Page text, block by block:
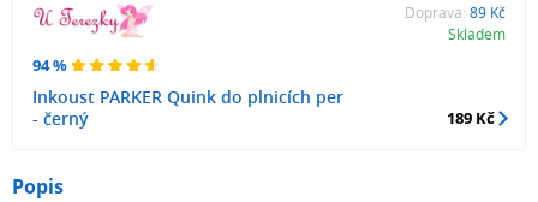
94 %
Inkoust PARKER Quink do plnicích per
- černý
Doprava: 89 Kč
Skladem
189 Kč
Popis